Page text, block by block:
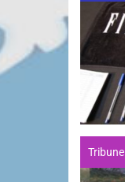
Tribune